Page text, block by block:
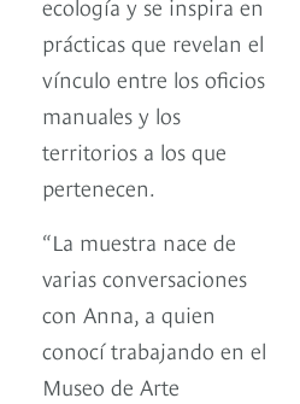
prácticas que revelan el
vínculo entre los oficios
manuales y los
territorios a los que
pertenecen.
“La muestra nace de
varias conversaciones
con Anna, a quien
conocí trabajando en el
Museo de Arte